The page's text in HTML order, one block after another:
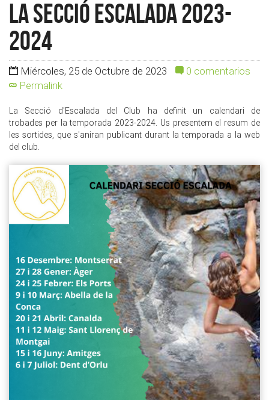
la Secció Escalada 2023-
2024
Miércoles, 25 de Octubre de 2023
0 comentarios
Permalink
La Secció d'Escalada del Club ha definit un calendari de
trobades per la temporada 2023-2024. Us presentem el resum de
les sortides, que s'aniran publicant durant la temporada a la web
del club.